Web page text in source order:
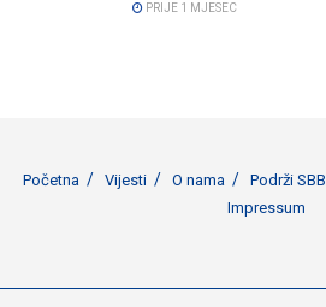
PRIJE 1 MJESEC
Početna Vijesti O nama Podrži SBB
Impressum